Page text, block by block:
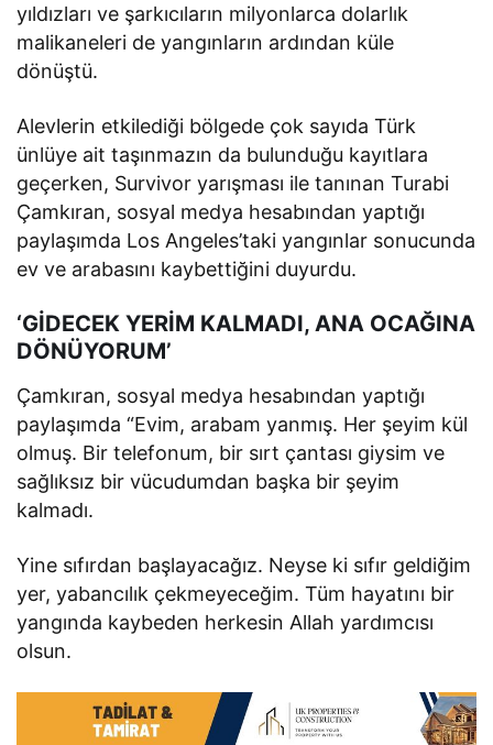
yıldızları ve şarkıcıların milyonlarca dolarlık
malikaneleri de yangınların ardından küle
dönüştü.
Alevlerin etkilediği bölgede çok sayıda Türk
ünlüye ait taşınmazın da bulunduğu kayıtlara
geçerken, Survivor yarışması ile tanınan Turabi
Çamkıran, sosyal medya hesabından yaptığı
paylaşımda Los Angeles’taki yangınlar sonucunda
ev ve arabasını kaybettiğini duyurdu.
‘GİDECEK YERİM KALMADI, ANA OCAĞINA
DÖNÜYORUM’
Çamkıran, sosyal medya hesabından yaptığı
paylaşımda “Evim, arabam yanmış. Her şeyim kül
olmuş. Bir telefonum, bir sırt çantası giysim ve
sağlıksız bir vücudumdan başka bir şeyim
kalmadı.
Yine sıfırdan başlayacağız. Neyse ki sıfır geldiğim
yer, yabancılık çekmeyeceğim. Tüm hayatını bir
yangında kaybeden herkesin Allah yardımcısı
olsun.